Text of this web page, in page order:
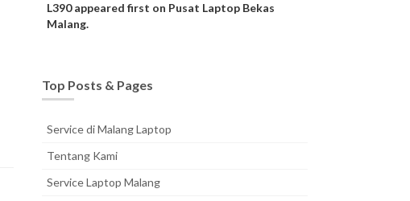
L390 appeared first on Pusat Laptop Bekas
Malang.
Top Posts & Pages
Service di Malang Laptop
Tentang Kami
Service Laptop Malang